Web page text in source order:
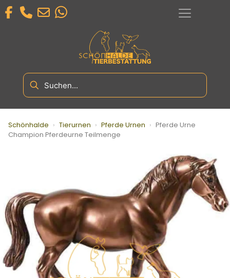
Schönhalde › Tierurnen › Pferde Urnen › Pferde Urne
Champion Pferdeurne Teilmenge